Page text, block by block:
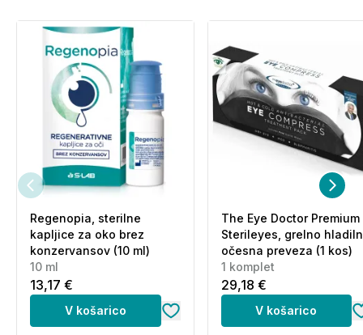
Regenopia, sterilne
kapljice za oko brez
konzervansov (10 ml)
10 ml
13,17 €
V košarico
The Eye Doctor Premium
Sterileyes, grelno
očesna preveza (1 kos)
1 komplet
29,18 €
V košarico